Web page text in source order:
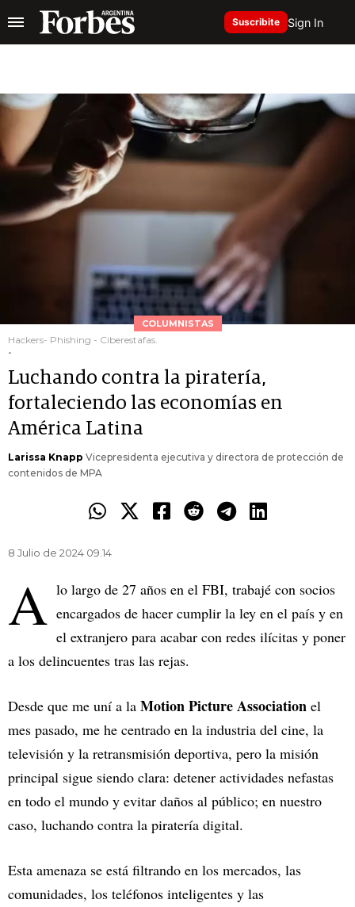
Suscribite Sign In
COLUMNISTAS
Hackers- Phishing - Ciberestafas.
-
Luchando contra la piratería,
fortaleciendo las economías en
América Latina
Larissa Knapp Vicepresidenta ejecutiva y directora de protección de
contenidos de MPA
8 Julio de 2024 09.14
A lo largo de 27 años en el FBI, trabajé con socios
encargados de hacer cumplir la ley en el país y en
el extranjero para acabar con redes ilícitas y poner
a los delincuentes tras las rejas.
Desde que me uní a la Motion Picture Association el
mes pasado, me he centrado en la industria del cine, la
televisión y la retransmisión deportiva, pero la misión
principal sigue siendo clara: detener actividades nefastas
en todo el mundo y evitar daños al público; en nuestro
caso, luchando contra la piratería digital.
Esta amenaza se está filtrando en los mercados, las
comunidades, los teléfonos inteligentes y las